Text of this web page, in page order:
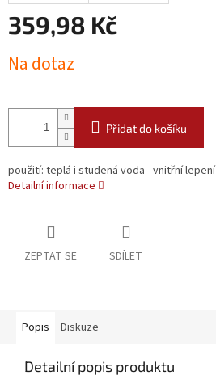
359,98 Kč
cena:
Na dotaz
Přidat do košíku
použití: teplá i studená voda - vnitřní lepení
Detailní informace
ZEPTAT SE SDÍLET
Popis Diskuze
Detailní popis produktu